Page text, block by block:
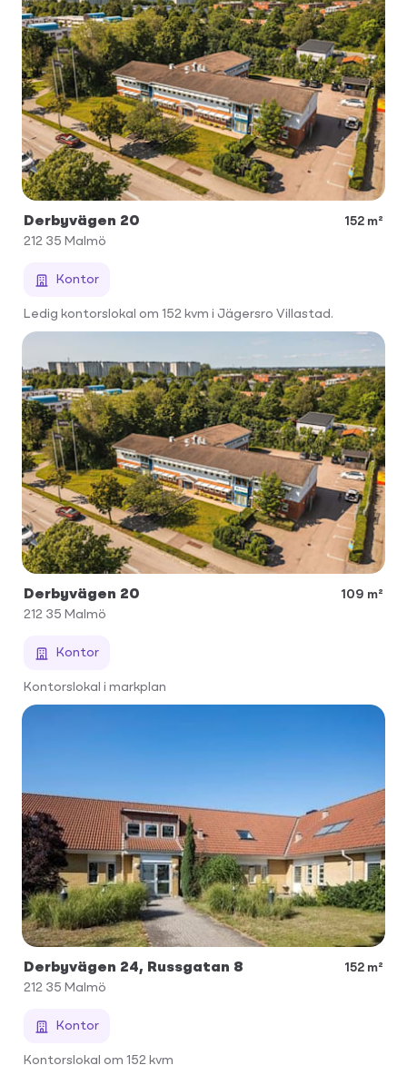
Derbyvägen 20
152 m²
212 35 Malmö
Kontor
Ledig kontorslokal om 152 kvm i Jägersro Villastad.
Derbyvägen 20
109 m²
212 35 Malmö
Kontor
Kontorslokal i markplan
Derbyvägen 24, Russgatan 8
152 m²
212 35 Malmö
Kontor
Kontorslokal om 152 kvm